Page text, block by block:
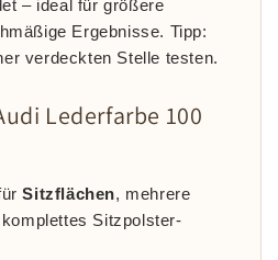
– ideal für größere
Ergebnisse. Tipp:
verdeckten Stelle testen.
Lederfarbe 100
Sitzflächen, mehrere
Sitzpolster-